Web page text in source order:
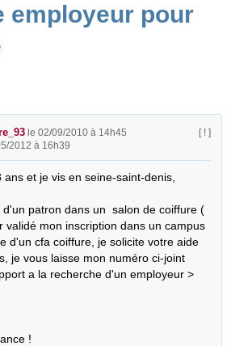
employeur pour
le 02/09/2010 à 14h45
2012 à 16h39
[ ! ]
et je vis en seine-saint-denis,
patron dans un  salon de coiffure (
validé mon inscription dans un campus
d'un cfa coiffure, je solicite votre aide
je vous laisse mon numéro ci-joint
a la recherche d'un employeur >
!